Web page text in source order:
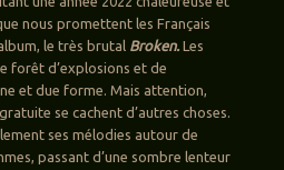
nous promettent les Français
le très brutal Broken.Les
forêt d’explosions et de
et due forme. Mais attention,
se cachent d’autres choses.
ses mélodies autour de
passant d’une sombre lenteur